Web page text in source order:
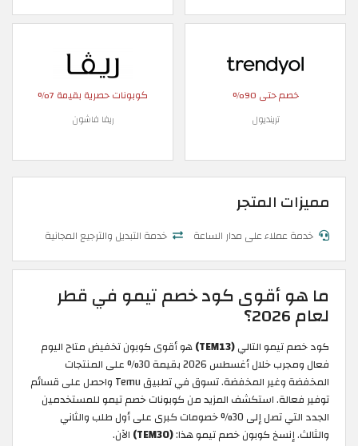
خصم حتى 90%
ترينديول
كوبونات حصرية بقيمة 7%
ريفا فاشون
مميزات المتجر
خدمة عملاء على مدار الساعة خدمة التبديل والترجيع المجانية
ما هو أقوى كود خصم تيمو في قطر
لعام 2026؟
كود خصم تيمو التالي(TEM13)
هو أقوى كوبون تخفيض متاح اليوم
فعال ومجرب خلال أغسطس 2026 بقيمة 30% على المنتجات
المخفضة وغير المخفضة. تسوق في تطبيق Temu واحصل على قسائم
توفير فعالة. استكشف المزيد من كوبونات خصم تيمو للمستخدمين
الجدد التي تصل إلى 30% خصومات كبرى على أول طلب والثاني
والثالث. إنسخ كوبون خصم تيمو هذا:(TEM30)
الآن.